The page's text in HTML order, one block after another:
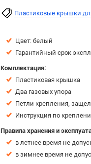
Пластиковые крышки
Цвет: белый
Гарантийный срок
Комплектация:
Пластиковая крышка
Два газовых упора
Петли крепления,
Инструкция по
Правила хранения и
в летнее время не
в зимнее время не